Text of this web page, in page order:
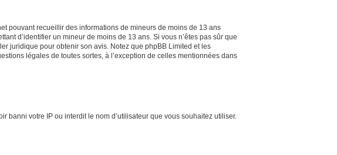
pouvant recueillir des informations de mineurs de moins de 13 ans
d’identifier un mineur de moins de 13 ans. Si vous n’êtes pas sûr que
juridique pour obtenir son avis. Notez que phpBB Limited et les
légales de toutes sortes, à l’exception de celles mentionnées dans
banni votre IP ou interdit le nom d’utilisateur que vous souhaitez utiliser.